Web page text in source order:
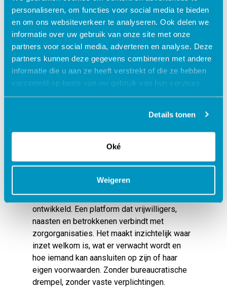
personaliseren, om functies voor social media te bieden
en om ons websiteverkeer te analyseren. Ook delen we
informatie over uw gebruik van onze site met onze
partners voor social media, adverteren en analyse. Deze
partners kunnen deze gegevens combineren met andere
informatie die u aan ze heeft verstrekt of die ze hebben
verzameld op basis van uw gebruik van hun services.
Details tonen
Oké
Weigeren
expertise.
Community care is het bewust organiseren
van die twee lagen naast elkaar. Niet als
vervanging, maar als versterking. Het
informele netwerk neemt de lichte taken op
zichwaardoor professionals zich kunnen
menselijk contact hebben, niet minder.
waardevol is als het mensen in staat stelt te
doen wat ertoe doet, als middel om
niet zou zijn, connecting care. Vanuit die
overtuiging hebben weOctopus Community
ontwikkeld. Een platform dat vrijwilligers,
naasten en betrokkenen verbindt met
zorgorganisaties. Het maakt inzichtelijk waar
inzet welkom is, wat er verwacht wordt en
hoe iemand kan aansluiten op zijn of haar
eigen voorwaarden. Zonder bureaucratische
drempel, zonder vaste verplichtingen.